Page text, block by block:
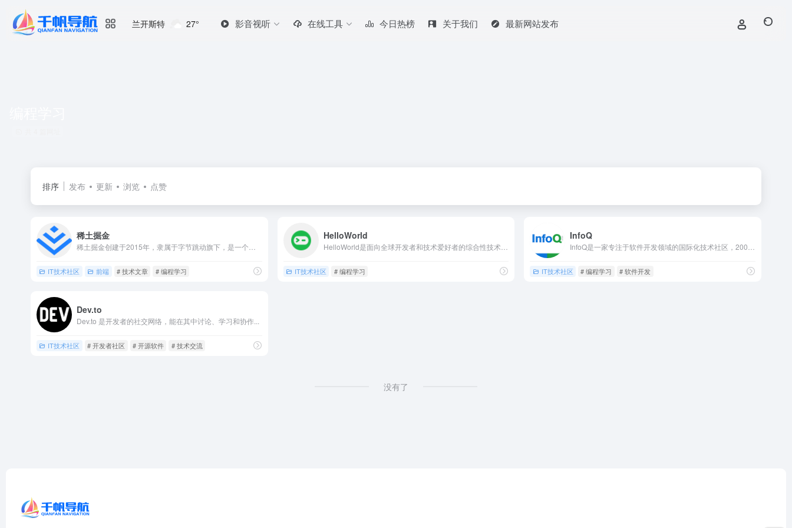
兰开斯特 27° 影音视听 在线工具 今日热榜 关于我们 最新网站发布
排序 发布 更新 浏览 点赞
稀土掘金
IT技术社区 前端 # 技术文章 # 编程学习
HelloWorld
HelloWorld是面向全球开发者和技术爱好者的综合性技术交流与学习平台，覆盖编程开发、云计算、人工智能、数据分析等众多领域，提供丰富的学习资源，包括在线教程、技术文档、开源项目和高质量文章分享。
IT技术社区 # 编程学习
InfoQ
IT技术社区 # 编程学习 # 软件开发
Dev.to
Dev.to 是开发者的社交网络，能在其中讨论、学习和协作...
IT技术社区 # 开发者社区 # 开源软件 # 技术交流
没有了